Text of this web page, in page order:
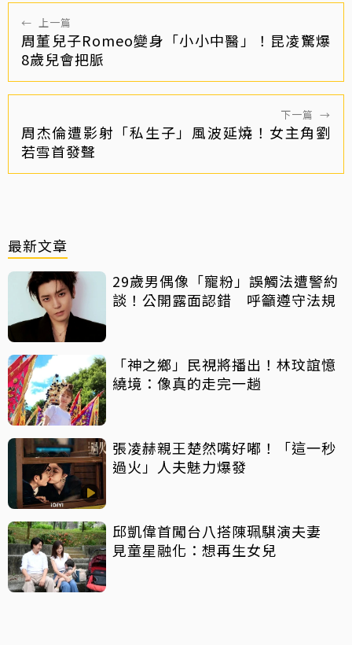
← 上一篇
周董兒子Romeo變身「小小中醫」！昆凌驚爆
8歲兒會把脈
下一篇 →
周杰倫遭影射「私生子」風波延燒！女主角劉
若雪首發聲
最新文章
29歲男偶像「寵粉」誤觸法遭警約
談！公開露面認錯 呼籲遵守法規
「神之鄉」民視將播出！林玟誼憶
繞境：像真的走完一趟
張凌赫親王楚然嘴好嘟！「這一秒
過火」人夫魅力爆發
邱凱偉首闖台八搭陳珮騏演夫妻
見童星融化：想再生女兒